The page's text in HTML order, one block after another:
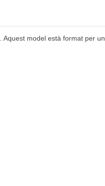
. Aquest model està format per un